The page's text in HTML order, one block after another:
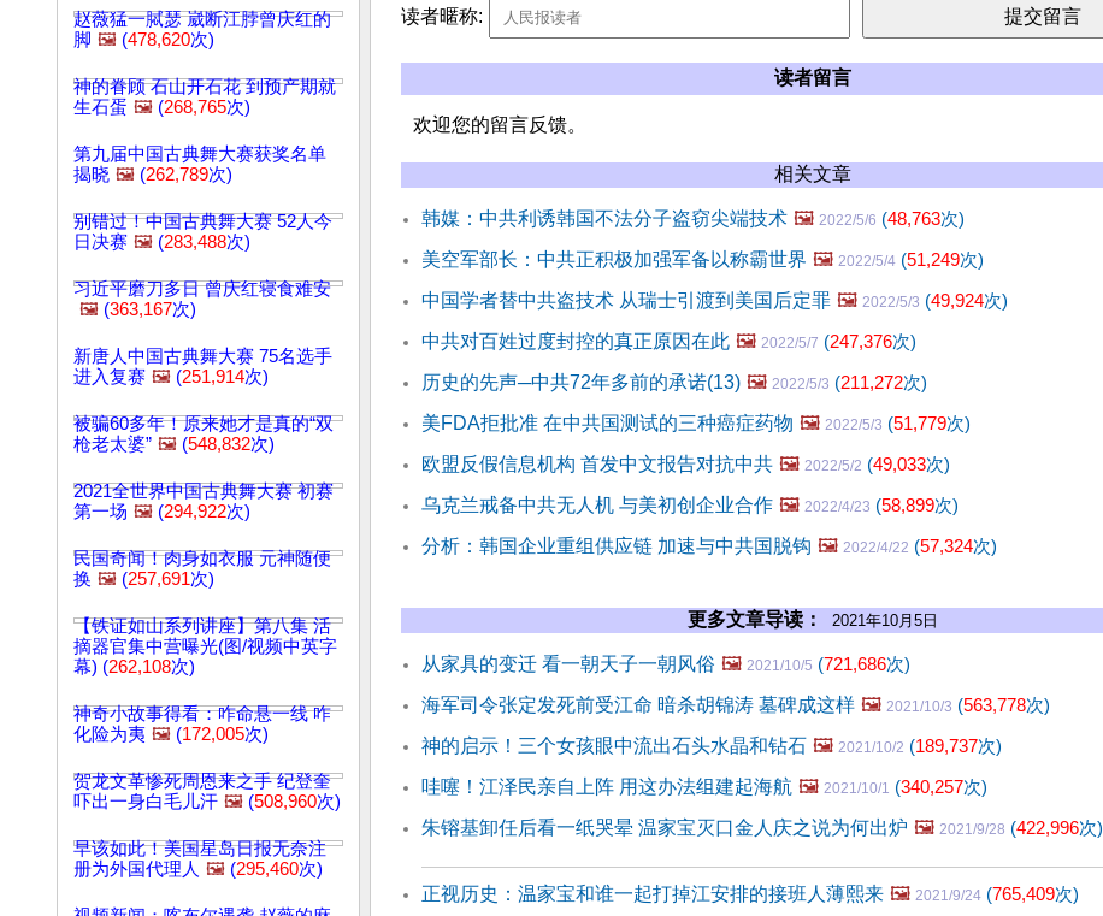
赵薇猛一脦瑟 崴断江脖曾庆红的
脚 🖼️ (478,620次)
神的眷顾 石山开石花 到预产期就
生石蛋 🖼️ (268,765次)
第九届中国古典舞大赛获奖名单
揭晓 🖼️ (262,789次)
别错过！中国古典舞大赛 52人今
日决赛 🖼️ (283,488次)
习近平磨刀多日 曾庆红寝食难安
🖼️ (363,167次)
新唐人中国古典舞大赛 75名选手
进入复赛 🖼️ (251,914次)
被骗60多年！原来她才是真的“双
枪老太婆” 🖼️ (548,832次)
2021全世界中国古典舞大赛 初赛
第一场 🖼️ (294,922次)
民国奇闻！肉身如衣服 元神随便
换 🖼️ (257,691次)
【铁证如山系列讲座】第八集 活
摘器官集中营曝光(图/视频中英字
幕) (262,108次)
神奇小故事得看：咋命悬一线 咋
化险为夷 🖼️ (172,005次)
贺龙文革惨死周恩来之手 纪登奎
吓出一身白毛儿汗 🖼️ (508,960次)
早该如此！美国星岛日报无奈注
册为外国代理人 🖼️ (295,460次)
读者暱称:
读者留言
欢迎您的留言反馈。
相关文章
韩媒：中共利诱韩国不法分子盗窃尖端技术 🖼️ 2022/5/6 (48,763次)
美空军部长：中共正积极加强军备以称霸世界 🖼️ 2022/5/4 (51,249次)
中国学者替中共盗技术 从瑞士引渡到美国后定罪 🖼️ 2022/5/3 (49,924次)
中共对百姓过度封控的真正原因在此 🖼️ 2022/5/7 (247,376次)
历史的先声─中共72年多前的承诺(13) 🖼️ 2022/5/3 (211,272次)
美FDA拒批准 在中共国测试的三种癌症药物 🖼️ 2022/5/3 (51,779次)
欧盟反假信息机构 首发中文报告对抗中共 🖼️ 2022/5/2 (49,033次)
乌克兰戒备中共无人机 与美初创企业合作 🖼️ 2022/4/23 (58,899次)
分析：韩国企业重组供应链 加速与中共国脱钩 🖼️ 2022/4/22 (57,324次)
更多文章导读： 2021年10月5日
从家具的变迁 看一朝天子一朝风俗 🖼️ 2021/10/5 (721,686次)
海军司令张定发死前受江命 暗杀胡锦涛 墓碑成这样 🖼️ 2021/10/3 (563,778次)
神的启示！三个女孩眼中流出石头水晶和钻石 🖼️ 2021/10/2 (189,737次)
哇噻！江泽民亲自上阵 用这办法组建起海航 🖼️ 2021/10/1 (340,257次)
朱镕基卸任后看一纸哭晕 温家宝灭口金人庆之说为何出炉 🖼️ 2021/9/28 (422,996次)
正视历史：温家宝和谁一起打掉江安排的接班人薄熙来 🖼️ 2021/9/24 (765,409次)